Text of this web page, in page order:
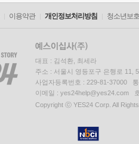
이용약관 개인정보처리방침 청소년보
대표 : 김석환, 최세라
주소 : 서울시 영등포구 은행로 11,
사업자등록번호 : 229-81-37000
이메일 : yes24help@yes24.com
Copyright ⓒ YES24 Corp. All